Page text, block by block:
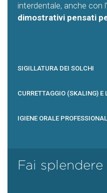
interdentale, anche con
dimostrativi pensati
SIGILLATURA DEI SOLCHI
CURRETTAGGIO (SKALING) E
IGIENE ORALE
Fai